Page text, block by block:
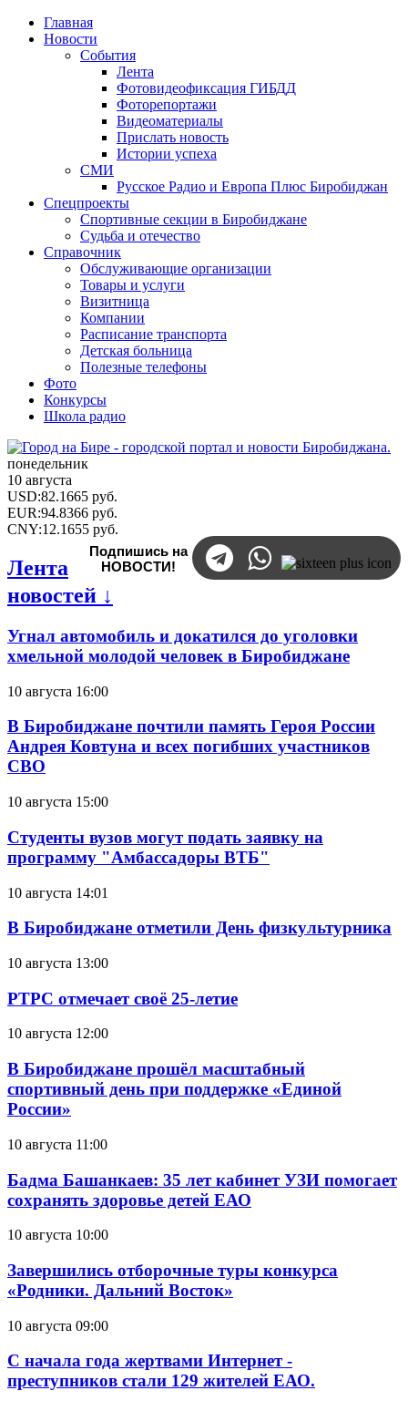
Главная
Новости
События
Лента
Фотовидеофиксация ГИБДД
Фоторепортажи
Видеоматериалы
Прислать новость
Истории успеха
СМИ
Русское Радио и Европа Плюс Биробиджан
Спецпроекты
Спортивные секции в Биробиджане
Судьба и отечество
Справочник
Обслуживающие организации
Товары и услуги
Визитница
Компании
Расписание транспорта
Детская больница
Полезные телефоны
Фото
Конкурсы
Школа радио
понедельник
10 августа
USD:82.1665 руб.
EUR:94.8366 руб.
CNY:12.1655 руб.
Подпишись на
НОВОСТИ!
Лента
новостей ↓
Угнал автомобиль и докатился до уголовки
хмельной молодой человек в Биробиджане
10 августа 16:00
В Биробиджане почтили память Героя России
Андрея Ковтуна и всех погибших участников
СВО
10 августа 15:00
Студенты вузов могут подать заявку на
программу "Амбассадоры ВТБ"
10 августа 14:01
В Биробиджане отметили День физкультурника
10 августа 13:00
РТРС отмечает своё 25-летие
10 августа 12:00
В Биробиджане прошёл масштабный
спортивный день при поддержке «Единой
России»
10 августа 11:00
Бадма Башанкаев: 35 лет кабинет УЗИ помогает
сохранять здоровье детей ЕАО
10 августа 10:00
Завершились отборочные туры конкурса
«Родники. Дальний Восток»
10 августа 09:00
С начала года жертвами Интернет -
преступников стали 129 жителей ЕАО.